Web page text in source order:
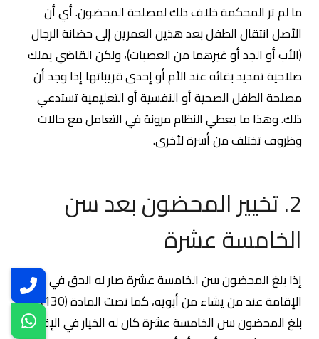
ما لم تر المحكمة خلاف ذلك لمصلحة المحضون. أي أن
الأصل انتقال الطفل بعد هذين العمرين إلى حضانة الرجال
(الأب أو الجد أو غيرهما من العصبات)، ولكن القاضي يملك
صلاحية تمديد بقائه عند الأم أو إحدى قريباتها إذا وجد أن
مصلحة الطفل الصحية أو النفسية أو التعليمية تستدعي
ذلك. وهذا ما يعطي النظام مرونة في التعامل مع حالات
وظروف تختلف من أسرة لأخرى.
2. تخيير المحضون بعد سن
الخامسة عشرة
إذا بلغ المحضون سن الخامسة عشرة صار له الحق في اختيار
الإقامة عند من يشاء من أبويه، كما نصت المادة (130) “إذا
بلغ المحضون سن الخامسة عشرة كان له الخيار في الإقامة